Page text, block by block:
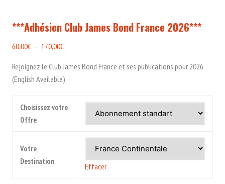
***Adhésion Club James Bond France 2026***
60,00€ – 170,00€Plage
prix :
60,00€
170,00€
Rejoignez le Club James Bond France et ses publications pour 2026
(English Available)
Choisissez votre
Offre
Votre
Destination
Effacer